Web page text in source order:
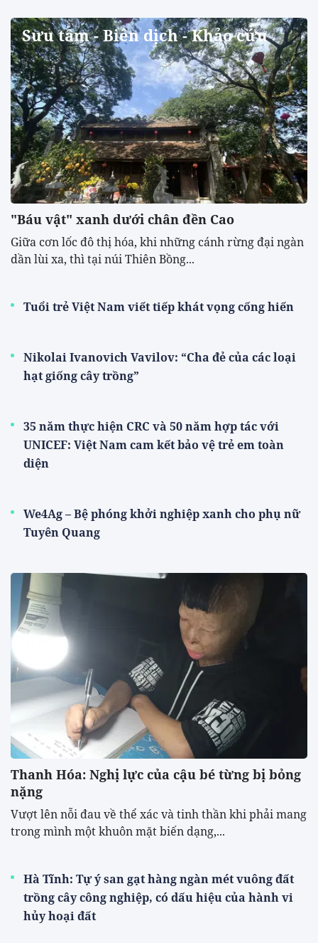
Sưu tầm - Biên dịch - Khảo cứu
"Báu vật" xanh dưới chân đền Cao
​Giữa cơn lốc đô thị hóa, khi những cánh rừng đại ngàn
dần lùi xa, thì tại núi Thiên Bồng...
Tuổi trẻ Việt Nam viết tiếp khát vọng cống hiến
Nikolai Ivanovich Vavilov: “Cha đẻ của các loại
hạt giống cây trồng”
35 năm thực hiện CRC và 50 năm hợp tác với
UNICEF: Việt Nam cam kết bảo vệ trẻ em toàn
diện
We4Ag – Bệ phóng khởi nghiệp xanh cho phụ nữ
Tuyên Quang
Thanh Hóa: Nghị lực của cậu bé từng bị bỏng
nặng
Vượt lên nỗi đau về thể xác và tinh thần khi phải mang
trong mình một khuôn mặt biến dạng,...
Hà Tĩnh: Tự ý san gạt hàng ngàn mét vuông đất
trồng cây công nghiệp, có dấu hiệu của hành vi
hủy hoại đất